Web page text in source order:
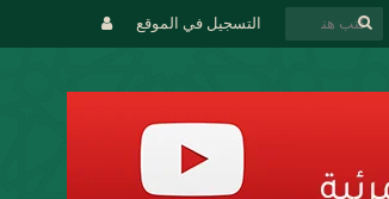
التسجيل في الموقع